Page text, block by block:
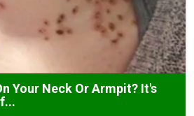
Your Neck Or Armpit? It's